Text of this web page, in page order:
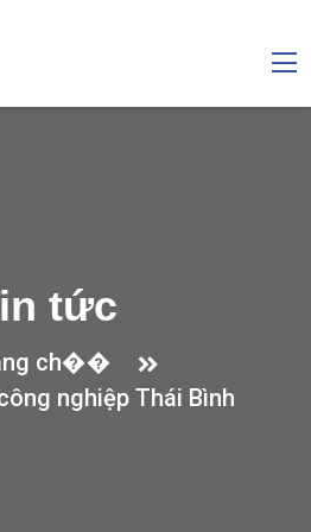
tức
ch��
nghiệp Thái Bình